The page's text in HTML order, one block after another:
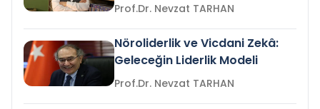
Prof.Dr. Nevzat TARHAN
Nöroliderlik ve Vicdani Zekâ:
Geleceğin Liderlik Modeli
Prof.Dr. Nevzat TARHAN